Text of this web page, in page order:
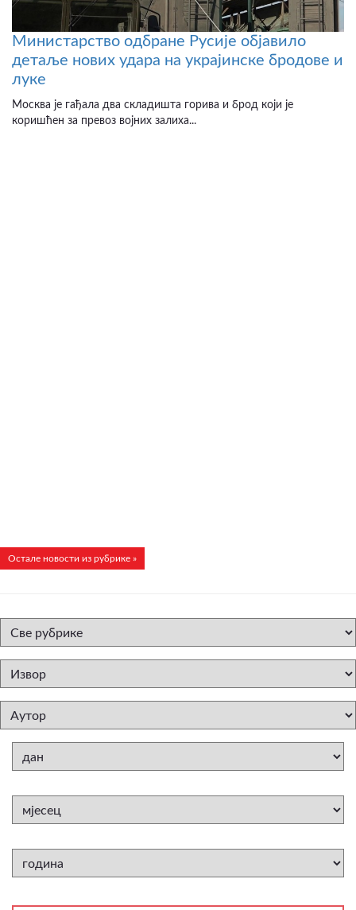
Министарство одбране Русије објавило
детаље нових удара на украјинске бродове и
луке
Москва је гађала два складишта горива и брод који је
коришћен за превоз војних залиха...
Остале новости из рубрике »